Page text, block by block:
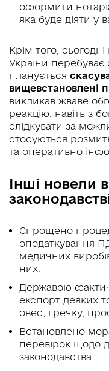
оформити
яка буде діяти у
Крім того,
України перебуває
планується
вищевстановлені
викликав жваве
реакцію, навіть з
слідкувати за
стосуються
та оперативно
Інші новели
Спрощено
оподаткування
медичних
них.
Державою
експорт деяких
овес, гречку,
Встановлено
перевірок щодо
законодавства.